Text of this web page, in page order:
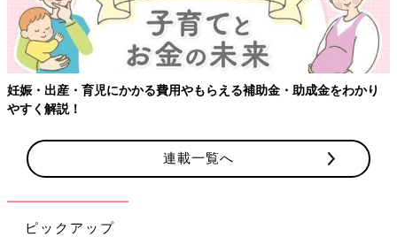
PROFILE
1988年生まれ。2018年5月に女の子を、2020年12月に男の子を
出産した。TBSのアナウンサーを経て、19年にフリーとなり、東
京FM「ONE MORNING」（月～金6時～9時）「THE
TRAD」（月・火15時～16時55分）レギュラー。ほかにTV、イ
専門士の資格も取得。2022年、初の絵本「はやくちよこれい
と」（インプレス）を出版。
妊娠・出産・育児にかかる費用やもらえる補助金・助成金をわかり
やすく解説！
連載一覧へ
ピックアップ